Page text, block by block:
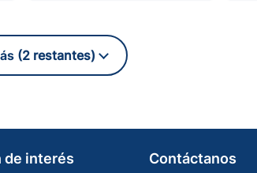
(2 restantes)
de interés Contáctanos